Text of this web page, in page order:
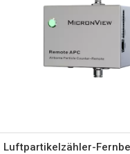
Luftpartikelzähler-